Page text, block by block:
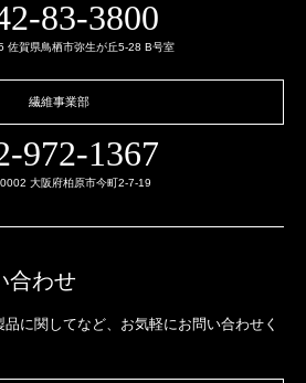
83-3800
佐賀県鳥栖市弥生が丘5-28 B号室
繊維事業部
972-1367
大阪府柏原市今町2-7-19
合わせ
に関してなど、 お気軽にお問い合わせく